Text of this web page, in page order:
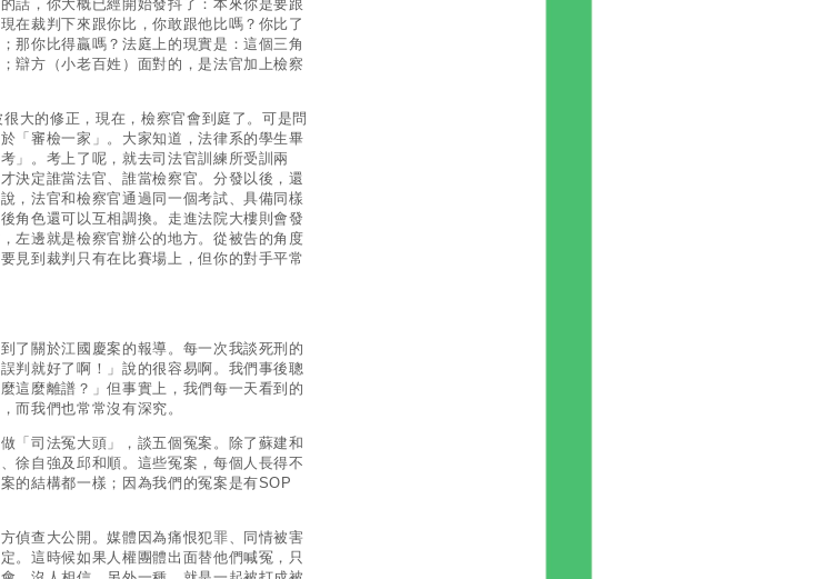
話，你大概已經開始發抖了：本來你是要跟
在裁判下來跟你比，你敢跟他比嗎？你比了
那你比得贏嗎？法庭上的現實是：這個三角
辯方（小老百姓）面對的，是法官加上檢察
大的修正，現在，檢察官會到庭了。可是問
「審檢一家」。大家知道，法律系的學生畢
」。考上了呢，就去司法官訓練所受訓兩
決定誰當法官、誰當檢察官。分發以後，還
，法官和檢察官通過同一個考試、具備同樣
角色還可以互相調換。走進法院大樓則會發
左邊就是檢察官辦公的地方。從被告的角度
見到裁判只有在比賽場上，但你的對手平常
了關於江國慶案的報導。每一次我談死刑的
判就好了啊！」說的很容易啊。我們事後聰
這麼離譜？」但事實上，我們每一天看到的
而我們也常常沒有深究。
「司法冤大頭」，談五個冤案。除了蘇建和
徐自強及邱和順。這些冤案，每個人長得不
的結構都一樣；因為我們的冤案是有SOP
偵查大公開。媒體因為痛恨犯罪、同情被害
。這時候如果人權團體出面替他們喊冤，只